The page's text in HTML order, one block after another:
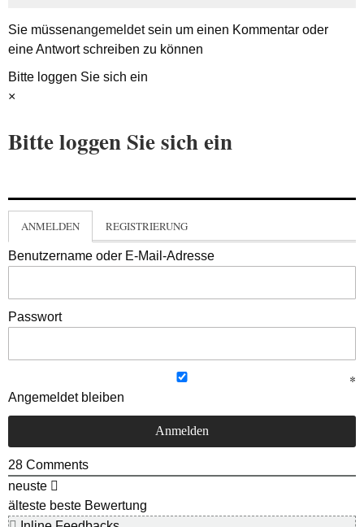
Sie müssenangemeldetsein um einen Kommentar oder
eine Antwort schreiben zu können
Bitte loggen Sie sich ein
×
Bitte loggen Sie sich ein
ANMELDEN REGISTRIERUNG
Benutzername oder E-Mail-Adresse
Passwort
Angemeldet bleiben
28 Comments
neuste
älteste beste Bewertung